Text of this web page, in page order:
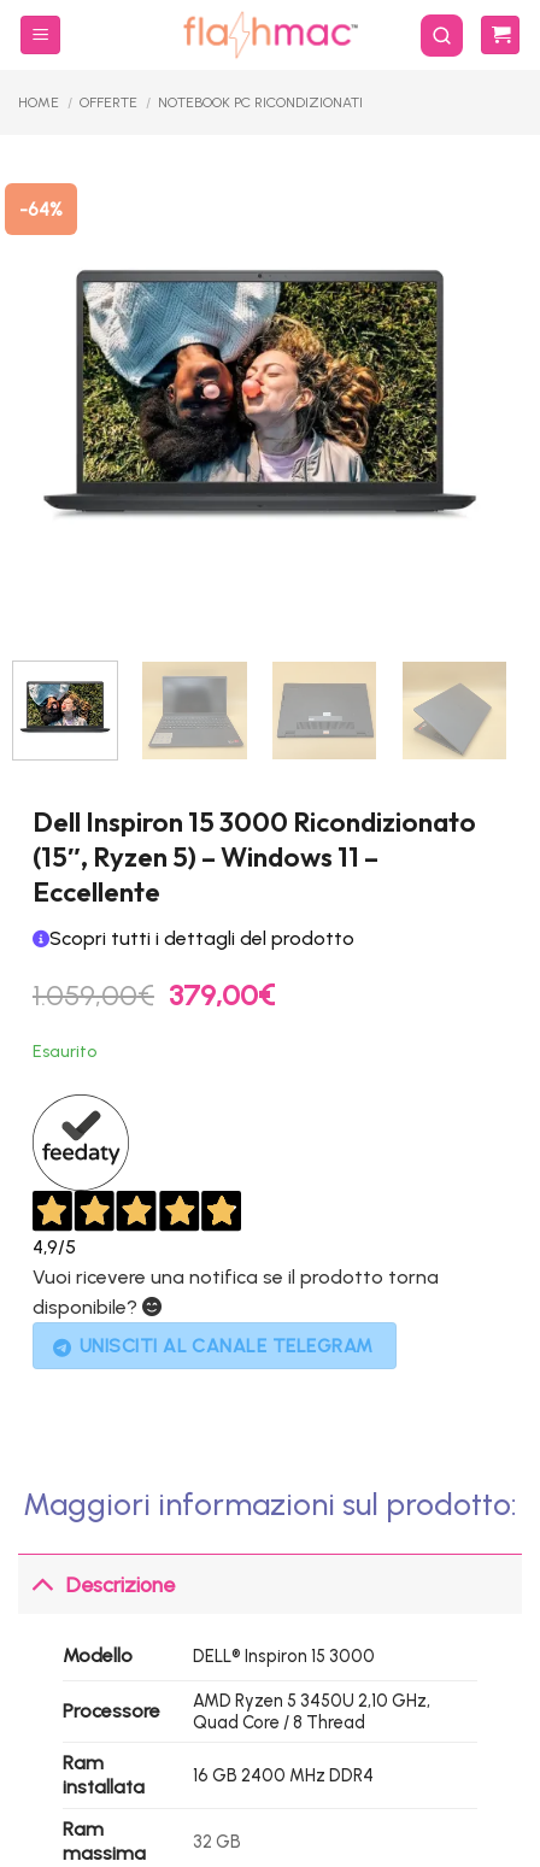
Salta
HOME / OFFERTE / NOTEBOOK PC RICONDIZIONATI
-64%
Dell Inspiron 15 3000 Ricondizionato
(15″, Ryzen 5) – Windows 11 –
Eccellente
Scopri tutti i dettagli del prodotto
1.059,00€ Il
prezzo
379,00€Il
Esaurito
4,9/5
Vuoi ricevere una notifica se il prodotto torna
disponibile?
UNISCITI AL CANALE TELEGRAM
Maggiori informazioni sul prodotto:
Descrizione
Modello DELL® Inspiron 15 3000
Processore
AMD Ryzen 5 3450U 2,10 GHz,
Quad Core / 8 Thread
Ram
installata
16 GB 2400 MHz DDR4
Ram
massima
32 GB